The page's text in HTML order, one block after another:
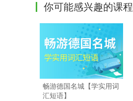
你可能感兴趣的课程
畅游德国名城【学实用词
汇短语】